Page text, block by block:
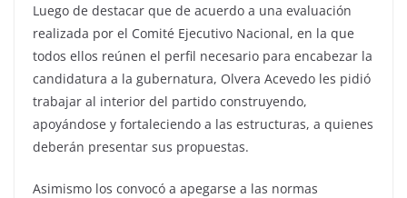
Luego de destacar que de acuerdo a una evaluación
realizada por el Comité Ejecutivo Nacional, en la que
todos ellos reúnen el perfil necesario para encabezar la
candidatura a la gubernatura, Olvera Acevedo les pidió
trabajar al interior del partido construyendo,
apoyándose y fortaleciendo a las estructuras, a quienes
deberán presentar sus propuestas.
Asimismo los convocó a apegarse a las normas